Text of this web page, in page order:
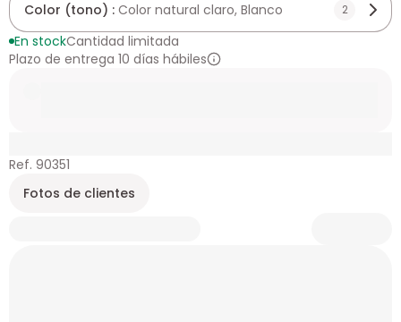
Color (tono) : Color natural claro, Blanco 2
En stockCantidad limitada
Plazo de entrega 10 días hábiles
Ref. 90351
Fotos de clientes